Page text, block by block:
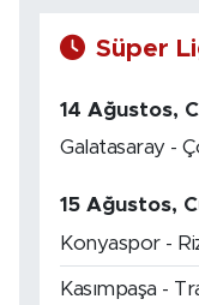
Süper
14 Ağustos,
Galatasaray -
15 Ağustos,
Konyaspor -
Kasımpaşa -